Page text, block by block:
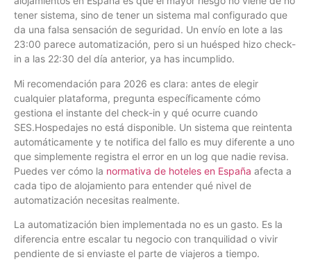
tener sistema, sino de tener un sistema mal configurado que
da una falsa sensación de seguridad. Un envío en lote a las
23:00 parece automatización, pero si un huésped hizo check-
in a las 22:30 del día anterior, ya has incumplido.
Mi recomendación para 2026 es clara: antes de elegir
cualquier plataforma, pregunta específicamente cómo
gestiona el instante del check-in y qué ocurre cuando
SES.Hospedajes no está disponible. Un sistema que reintenta
automáticamente y te notifica del fallo es muy diferente a uno
que simplemente registra el error en un log que nadie revisa.
Puedes ver cómo la normativa de hoteles en España afecta a
cada tipo de alojamiento para entender qué nivel de
automatización necesitas realmente.
La automatización bien implementada no es un gasto. Es la
diferencia entre escalar tu negocio con tranquilidad o vivir
pendiente de si enviaste el parte de viajeros a tiempo.